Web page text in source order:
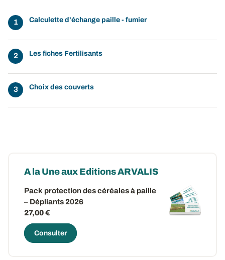
Calculette d'échange paille - fumier
Les fiches Fertilisants
Choix des couverts
A la Une aux Editions ARVALIS
Pack protection des céréales à paille
– Dépliants 2026
27,00 €
Consulter